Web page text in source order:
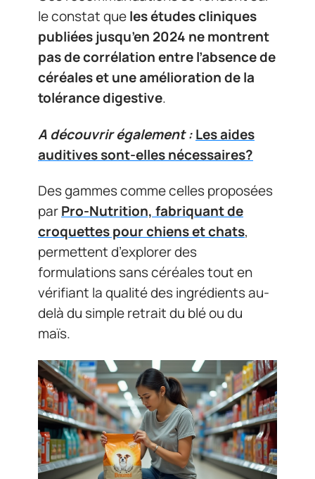
le constat queles études cliniques
publiées jusqu’en 2024 ne montrent
pas de corrélation entre l’absence de
céréales et une amélioration de la
tolérance digestive.
A découvrir également :Les aides
auditives sont-elles nécessaires?
Des gammes comme celles proposées
parPro-Nutrition, fabriquant de
croquettes pour chiens et chats,
permettent d’explorer des
formulations sans céréales tout en
vérifiant la qualité des ingrédients au-
delà du simple retrait du blé ou du
maïs.